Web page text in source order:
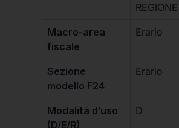
REGIONE
Macro-area
fiscale
Erario
Sezione
modello F24
Erario
Modalità d’uso
(D/E/R)
D